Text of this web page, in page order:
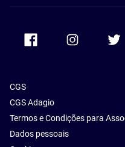
Accor Facebook
CGS
CGS Adagio
Termos e Condições para
Dados pessoais